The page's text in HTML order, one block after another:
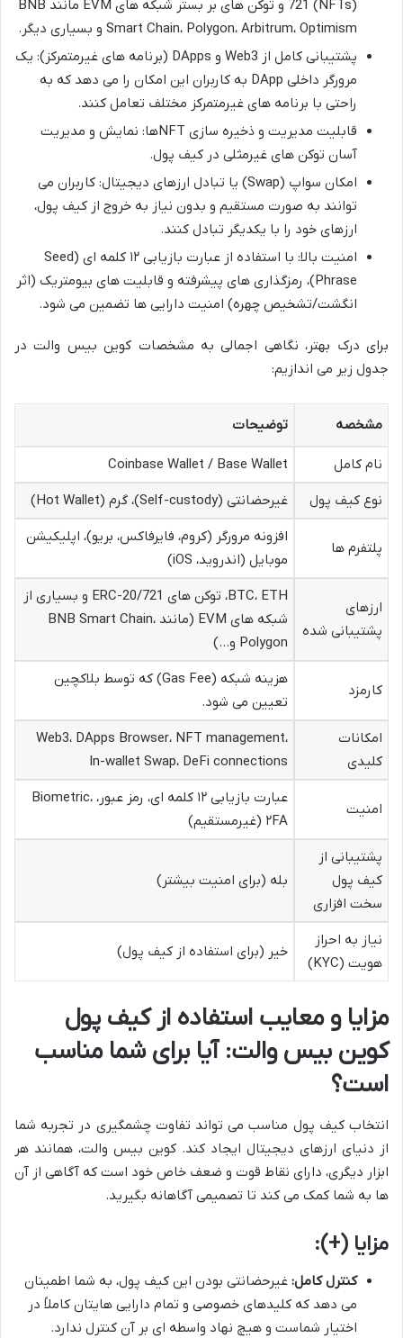
721 (NFTs) و توکن های بر بستر شبکه های EVM مانند BNB
Smart Chain، Polygon، Arbitrum، Optimism و بسیاری دیگر.
پشتیبانی کامل از Web3 و DApps (برنامه های غیرمتمرکز): یک
مرورگر داخلی DApp به کاربران این امکان را می دهد که به
راحتی با برنامه های غیرمتمرکز مختلف تعامل کنند.
قابلیت مدیریت و ذخیره سازی NFTها: نمایش و مدیریت
آسان توکن های غیرمثلی در کیف پول.
امکان سواپ (Swap) یا تبادل ارزهای دیجیتال: کاربران می
توانند به صورت مستقیم و بدون نیاز به خروج از کیف پول،
ارزهای خود را با یکدیگر تبادل کنند.
امنیت بالا: با استفاده از عبارت بازیابی ۱۲ کلمه ای (Seed
Phrase)، رمزگذاری های پیشرفته و قابلیت های بیومتریک (اثر
انگشت/تشخیص چهره) امنیت دارایی ها تضمین می شود.
برای درک بهتر، نگاهی اجمالی به مشخصات کوین بیس والت در
جدول زیر می اندازیم:
مشخصه توضیحات
نام کامل
Coinbase Wallet / Base Wallet
نوع کیف پول
غیرحضانتی (Self-custody)، گرم (Hot Wallet)
پلتفرم ها
افزونه مرورگر (کروم، فایرفاکس، بریو)، اپلیکیشن
موبایل (اندروید، iOS)
ارزهای
پشتیبانی شده
BTC، ETH، توکن های ERC-20/721 و بسیاری از
شبکه های EVM (مانند BNB Smart Chain،
Polygon و…)
کارمزد
هزینه شبکه (Gas Fee) که توسط بلاکچین
تعیین می شود.
امکانات
کلیدی
Web3، DApps Browser، NFT management،
In-wallet Swap، DeFi connections
امنیت
عبارت بازیابی ۱۲ کلمه ای، رمز عبور، Biometric،
۲FA (غیرمستقیم)
پشتیبانی از
کیف پول
سخت افزاری
بله (برای امنیت بیشتر)
نیاز به احراز
هویت (KYC)
خیر (برای استفاده از کیف پول)
مزایا و معایب استفاده از کیف پول
کوین بیس والت: آیا برای شما مناسب
است؟
انتخاب کیف پول مناسب می تواند تفاوت چشمگیری در تجربه شما
از دنیای ارزهای دیجیتال ایجاد کند. کوین بیس والت، همانند هر
ابزار دیگری، دارای نقاط قوت و ضعف خاص خود است که آگاهی از آن
ها به شما کمک می کند تا تصمیمی آگاهانه بگیرید.
مزایا (+
):
کنترل کامل: غیرحضانتی بودن این کیف پول، به شما اطمینان
می دهد که کلیدهای خصوصی و تمام دارایی هایتان کاملاً در
اختیار شماست و هیچ نهاد واسطه ای بر آن کنترل ندارد.